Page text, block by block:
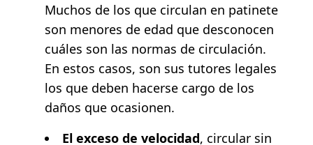
Muchos de los que circulan en patinete
son menores de edad que desconocen
cuáles son las normas de circulación.
En estos casos, son sus tutores legales
los que deben hacerse cargo de los
daños que ocasionen.
El exceso de velocidad, circular sin